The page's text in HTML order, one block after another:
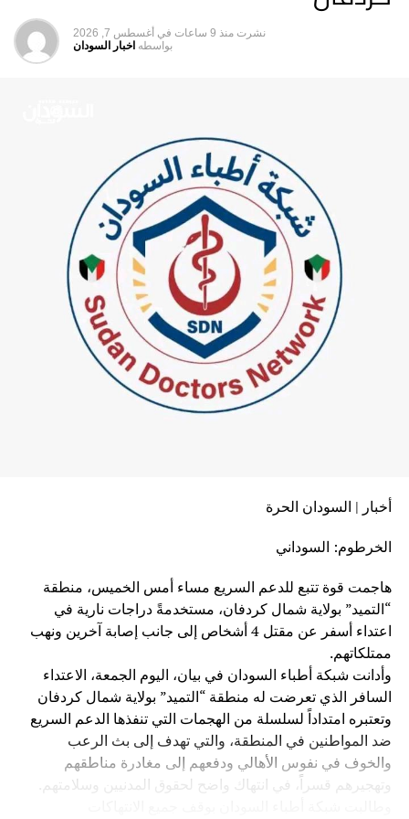
نشرت منذ 9 ساعات في أغسطس 7, 2026
بواسطه اخبار السودان
أخبار | السودان الحرة
الخرطوم: السوداني
هاجمت قوة تتبع للدعم السريع مساء أمس الخميس، منطقة
“التميد” بولاية شمال كردفان، مستخدمةً دراجات نارية في
اعتداء أسفر عن مقتل 4 أشخاص إلى جانب إصابة آخرين ونهب
ممتلكاتهم.
وأدانت شبكة أطباء السودان في بيان، اليوم الجمعة، الاعتداء
السافر الذي تعرضت له منطقة “التميد” بولاية شمال كردفان
وتعتبره امتداداً لسلسلة من الهجمات التي تنفذها الدعم السريع
ضد المواطنين في المنطقة، والتي تهدف إلى بث الرعب
والخوف في نفوس الأهالي ودفعهم إلى مغادرة مناطقهم
وتهجيرهم قسراً، في انتهاك واضح لحقوق المدنيين وسلامتهم.